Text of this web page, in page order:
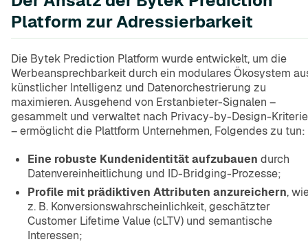
Platform zur Adressierbarkeit
Die Bytek Prediction Platform wurde entwickelt, um die
Werbeansprechbarkeit durch ein modulares Ökosystem
künstlicher Intelligenz und Datenorchestrierung zu
maximieren. Ausgehend von Erstanbieter-Signalen –
gesammelt und verwaltet nach Privacy-by-Design-
– ermöglicht die Plattform Unternehmen, Folgendes zu tun:
Eine robuste Kundenidentität aufzubauen durch
Datenvereinheitlichung und ID-Bridging-Prozesse;
Profile mit prädiktiven Attributen anzureichern,
z. B. Konversionswahrscheinlichkeit, geschätzter
Customer Lifetime Value (cLTV) und semantische
Interessen;